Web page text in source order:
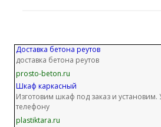
Доставка бетона реутов
доставка бетона реутов
prosto-beton.ru
Шкаф каркасный
Изготовим шкаф под заказ и
телефону
plastiktara.ru